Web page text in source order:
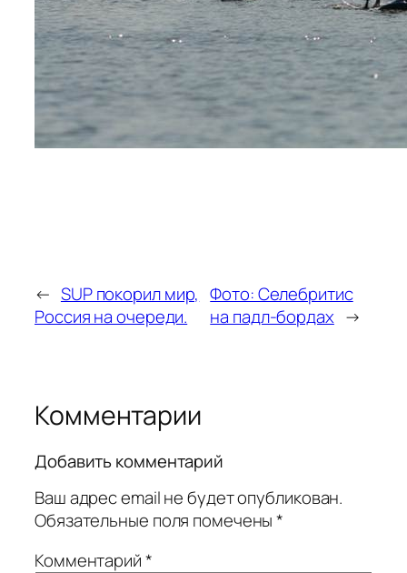
← SUP покорил мир,
Россия на очереди.
Фото: Селебритис
на падл-бордах →
Комментарии
Добавить комментарий
Ваш адрес email не будет опубликован.
Обязательные поля помечены*
Комментарий*